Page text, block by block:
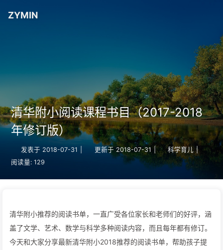
ZYMIN
清华附小阅读课程书目（2017-2018
年修订版）
发表于 2018-07-31 更新于 2018-07-31 | 科学育儿 |
阅读量: 129
清华附小推荐的阅读书单，一直广受各位家长和老师们的好评，涵
盖了文学、艺术、数学与科学多种阅读内容，而且每年都有修订。
今天和大家分享最新清华附小2018推荐的阅读书单，帮助孩子提